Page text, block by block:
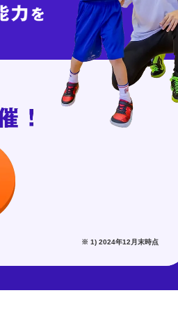
※ 1) 2024年12月末時点